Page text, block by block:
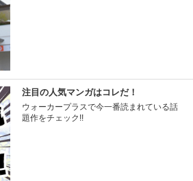
注目の人気マンガはコレだ！
ウォーカープラスで今一番読まれている話
題作をチェック!!